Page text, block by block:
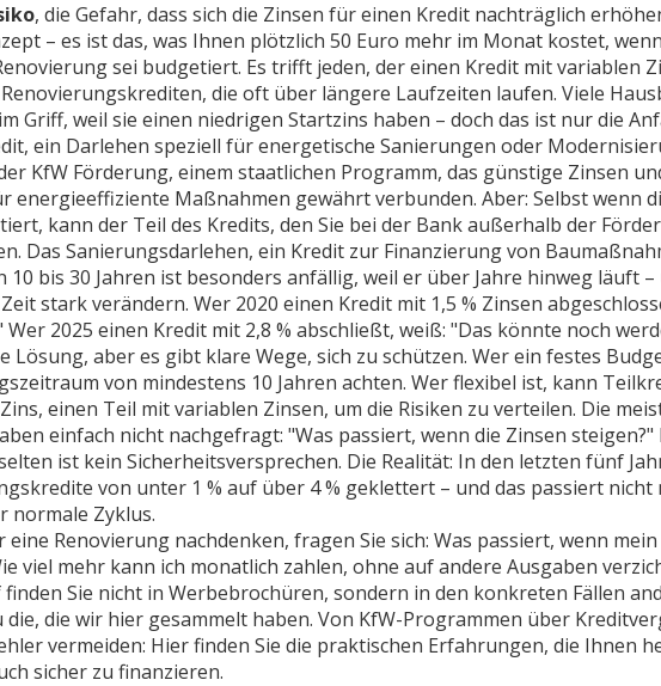
, die Gefahr, dass sich die Zinsen für einen Kredit nachträglich
– es ist das, was Ihnen plötzlich 50 Euro mehr im Monat kostet,
sei budgetiert. Es trifft jeden, der einen Kredit mit variablen
die oft über längere Laufzeiten laufen. Viele
Griff, weil sie einen niedrigen Startzins haben – doch das ist nur die
, ein Darlehen speziell für energetische Sanierungen oder
KfW Förderung, einem staatlichen Programm, das günstige Zinsen
energieeffiziente Maßnahmen gewährtverbunden. Aber: Selbst wenn
kann der Teil des Kredits, den Sie bei der Bank außerhalb der
Das Sanierungsdarlehen, ein Kredit zur Finanzierung von
bis 30 Jahren ist besonders anfällig, weil er über Jahre hinweg läuft –
stark verändern. Wer 2020 einen Kredit mit 1,5 % Zinsen
Wer 2025 einen Kredit mit 2,8 % abschließt, weiß: "Das könnte noch
Lösung, aber es gibt klare Wege, sich zu schützen. Wer ein festes
von mindestens 10 Jahren achten. Wer flexibel ist, kann
einen Teil mit variablen Zinsen, um die Risiken zu verteilen. Die
einfach nicht nachgefragt: "Was passiert, wenn die Zinsen
ist kein Sicherheitsversprechen. Die Realität: In den letzten fünf
von unter 1 % auf über 4 % geklettert – und das passiert nicht
normale Zyklus.
eine Renovierung nachdenken, fragen Sie sich: Was passiert, wenn
viel mehr kann ich monatlich zahlen, ohne auf andere Ausgaben
Sie nicht in Werbebrochüren, sondern in den konkreten Fällen
die wir hier gesammelt haben. Von KfW-Programmen über
vermeiden: Hier finden Sie die praktischen Erfahrungen, die Ihnen
sicher zu finanzieren.